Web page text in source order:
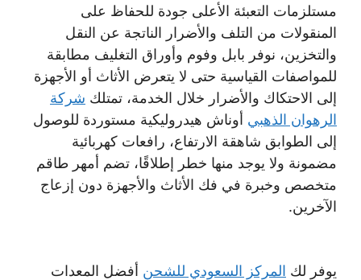
مستلزمات التعبئة الأعلى جودة للحفاظ على
المنقولات من التلف والأضرار الناتجة عن النقل
والتخزين، نوفر بابل وفوم وأوراق التغليف مطابقة
للمواصفات القياسية حتى لا يتعرض الأثاث أو الأجهزة
إلى الاحتكاك والأضرار خلال الخدمة، تمتلك شركة
الرهوان الذهبي أوناش هيدروليكية مستوردة للوصول
إلى الطوابق شاهقة الارتفاع، رافعات كهربائية
مضمونة ولا يوجد منها خطر إطلاقًا، تضم أمهر طاقم
متخصص وخبرة في فك الأثاث والأجهزة دون إزعاج
الآخرين.
يوفر لك المركز السعودي للشحن أفضل المعدات